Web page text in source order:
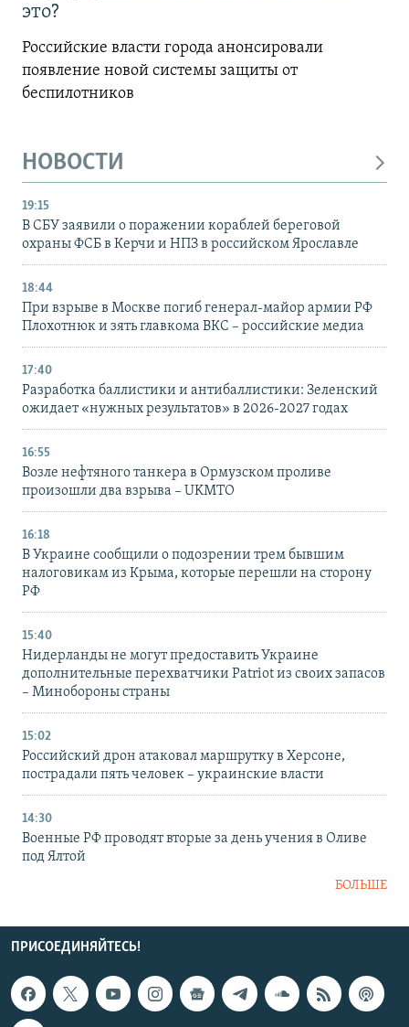
это?
Российские власти города анонсировали
появление новой системы защиты от
беспилотников
НОВОСТИ
19:15
В СБУ заявили о поражении кораблей береговой
охраны ФСБ в Керчи и НПЗ в российском Ярославле
18:44
При взрыве в Москве погиб генерал-майор армии РФ
Плохотнюк и зять главкома ВКС – российские медиа
17:40
Разработка баллистики и антибаллистики: Зеленский
ожидает «нужных результатов» в 2026-2027 годах
16:55
Возле нефтяного танкера в Ормузском проливе
произошли два взрыва – UKMTO
16:18
В Украине сообщили о подозрении трем бывшим
налоговикам из Крыма, которые перешли на сторону
РФ
15:40
Нидерланды не могут предоставить Украине
дополнительные перехватчики Patriot из своих запасов
– Минобороны страны
15:02
Российский дрон атаковал маршрутку в Херсоне,
пострадали пять человек – украинские власти
14:30
Военные РФ проводят вторые за день учения в Оливе
под Ялтой
БОЛЬШЕ
ПРИСОЕДИНЯЙТЕСЬ!